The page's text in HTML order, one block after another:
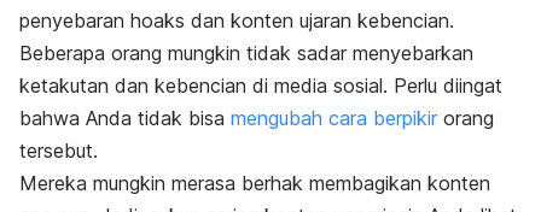
penyebaran hoaks dan konten ujaran kebencian.
Beberapa orang mungkin tidak sadar menyebarkan
ketakutan dan kebencian di media sosial. Perlu diingat
bahwa Anda tidak bisa mengubah cara berpikir orang
tersebut.
Mereka mungkin merasa berhak membagikan konten